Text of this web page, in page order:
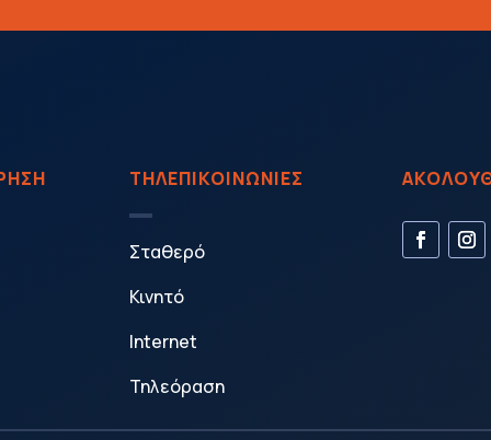
ΤΗΛΕΠΙΚΟΙΝΩΝΙΕΣ
Σταθερό
Κινητό
Internet
Τηλεόραση